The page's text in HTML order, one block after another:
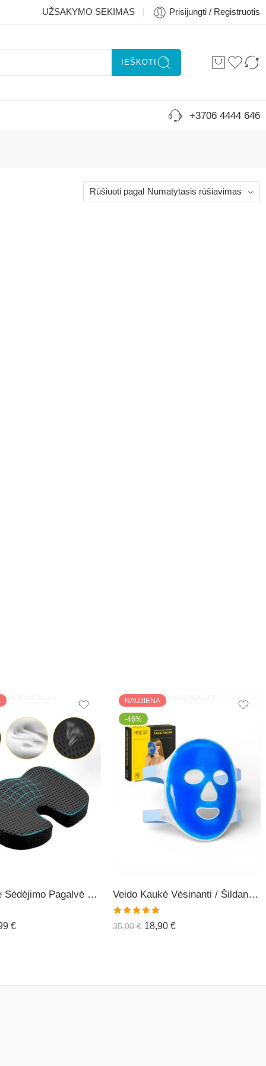
UŽSAKYMO SEKIMAS Prisijungti / Registruotis
IEŠKOTI
+3706 4444 646
Rūšiuoti pagal Numatytasis rūšiavimas
Ortopedinė Sėdėjimo Pagalvė COMFO+
€
NAUJIENA
-46%
Veido Kaukė Vėsinanti / Šildanti (daugiakartinė)
Įvertinimas:
5.00iš 5
35,00€ 18,90 €